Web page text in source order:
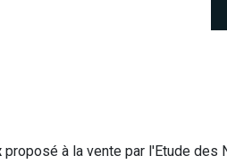
proposé à la vente par l'Etude des